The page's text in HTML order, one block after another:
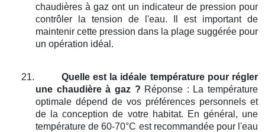
chaudières à gaz ont un indicateur de pression pour
contrôler la tension de l'eau. Il est important de
maintenir cette pression dans la plage suggérée pour
un opération idéal.
21.
Quelle est la idéale température pour régler
une chaudière à gaz ? Réponse : La température
optimale dépend de vos préférences personnels et
de la conception de votre habitat. En général, une
température de 60-70°C est recommandée pour l'eau